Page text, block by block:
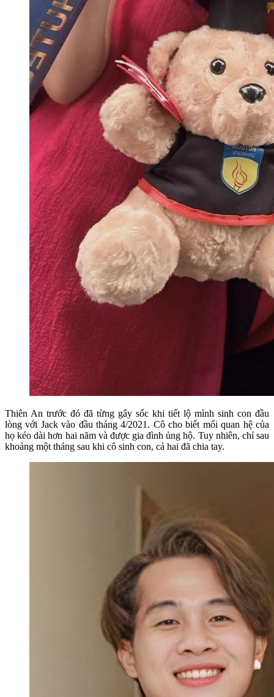
Thiên An trước đó đã từng gây sốc khi tiết lộ mình sinh con đầu
lòng với Jack vào đầu tháng 4/2021. Cô cho biết mối quan hệ của
họ kéo dài hơn hai năm và được gia đình ủng hộ. Tuy nhiên, chỉ sau
khoảng một tháng sau khi cô sinh con, cả hai đã chia tay.